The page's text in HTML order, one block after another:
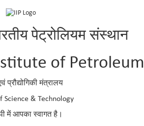
पेट्रोलियम संस्थान
of Petroleum
प्रौद्योगिकी मंत्रालय
Science & Technology
में आपका स्वागत है।